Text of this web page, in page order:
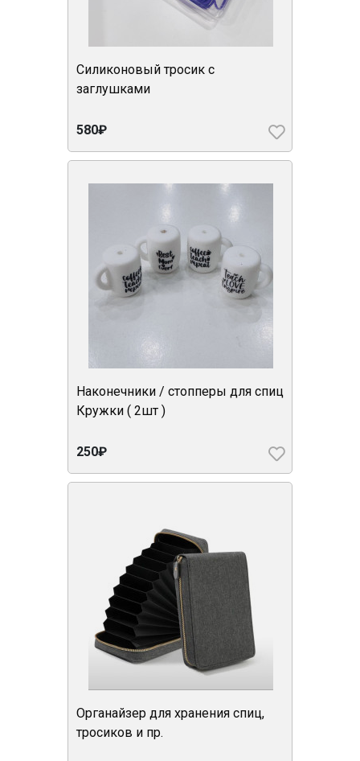
Силиконовый тросик с
заглушками
580₽
Наконечники / стопперы для спиц
Кружки ( 2шт )
250₽
Органайзер для хранения спиц,
тросиков и пр.